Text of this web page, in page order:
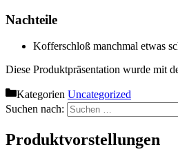
Nachteile
Kofferschloß manchmal etwas
Diese Produktpräsentation wurde mit
Kategorien Uncategorized
Suchen nach:
Produktvorstellungen